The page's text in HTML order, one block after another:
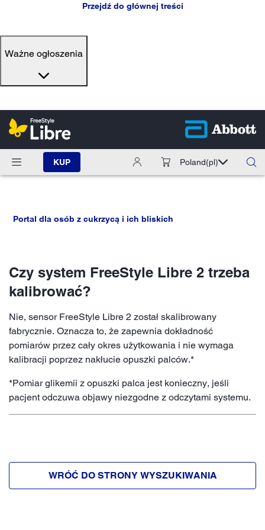
Przejdź do głównej treści
Ważne ogłoszenia
KUP Poland(pl)
Portal dla osób z cukrzycą i ich bliskich
Czy system FreeStyle Libre 2 trzeba
kalibrować?
Nie, sensor FreeStyle Libre 2 został skalibrowany
fabrycznie. Oznacza to, że zapewnia dokładność
pomiarów przez cały okres użytkowania i nie wymaga
kalibracji poprzez nakłucie opuszki palców.*
*Pomiar glikemii z opuszki palca jest konieczny, jeśli
pacjent odczuwa objawy niezgodne z odczytami systemu.
WRÓĆ DO STRONY WYSZUKIWANIA